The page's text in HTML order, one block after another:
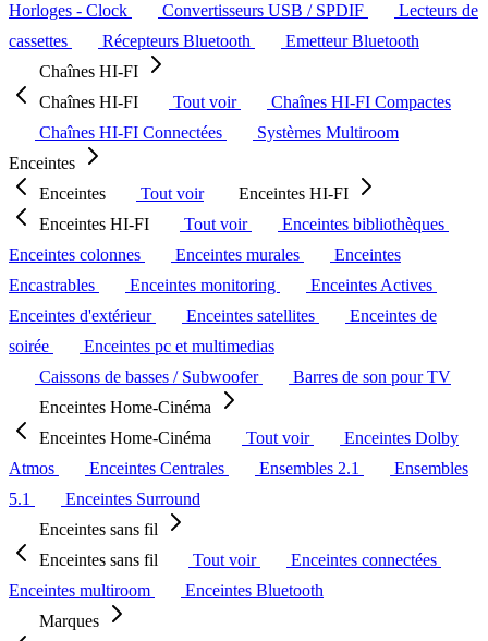
Horloges - Clock
Convertisseurs USB / SPDIF
Lecteurs de
cassettes
Récepteurs Bluetooth
Emetteur Bluetooth
Chaînes HI-FI
Chaînes HI-FI
Tout voir
Chaînes HI-FI Compactes
Chaînes HI-FI Connectées
Systèmes Multiroom
Enceintes
Enceintes
Tout voir
Enceintes HI-FI
Enceintes HI-FI
Tout voir
Enceintes bibliothèques
Enceintes colonnes
Enceintes murales
Enceintes
Encastrables
Enceintes monitoring
Enceintes Actives
Enceintes d'extérieur
Enceintes satellites
Enceintes de
soirée
Enceintes pc et multimedias
Caissons de basses / Subwoofer
Barres de son pour TV
Enceintes Home-Cinéma
Enceintes Home-Cinéma
Tout voir
Enceintes Dolby
Atmos
Enceintes Centrales Ensembles 2.1
Ensembles
5.1
Enceintes Surround
Enceintes sans fil
Enceintes sans fil
Tout voir
Enceintes connectées
Enceintes multiroom
Enceintes Bluetooth
Marques